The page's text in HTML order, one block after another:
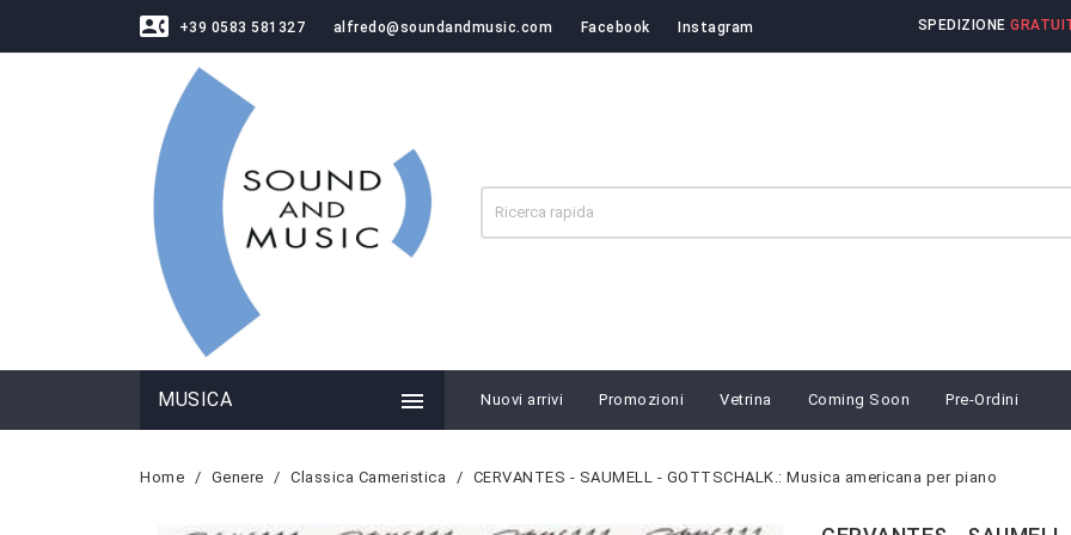
contact_phone +39 0583 581327 alfredo@soundandmusic.com Facebook Instagram SPEDIZIONE
MUSICA  Nuovi arrivi Promozioni Vetrina Coming Soon Pre-Ordini
Home Genere Classica Cameristica CERVANTES - SAUMELL - GOTTSCHALK.: Musica americana per piano